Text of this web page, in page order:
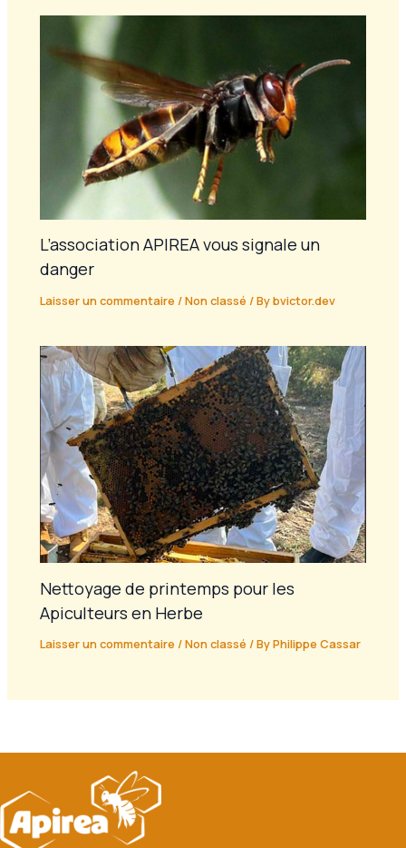
L’association APIREA vous signale un
danger
Laisser un commentaire /Non classé / Bybvictor.dev
Nettoyage de printemps pour les
Apiculteurs en Herbe
Laisser un commentaire /Non classé / ByPhilippe Cassar